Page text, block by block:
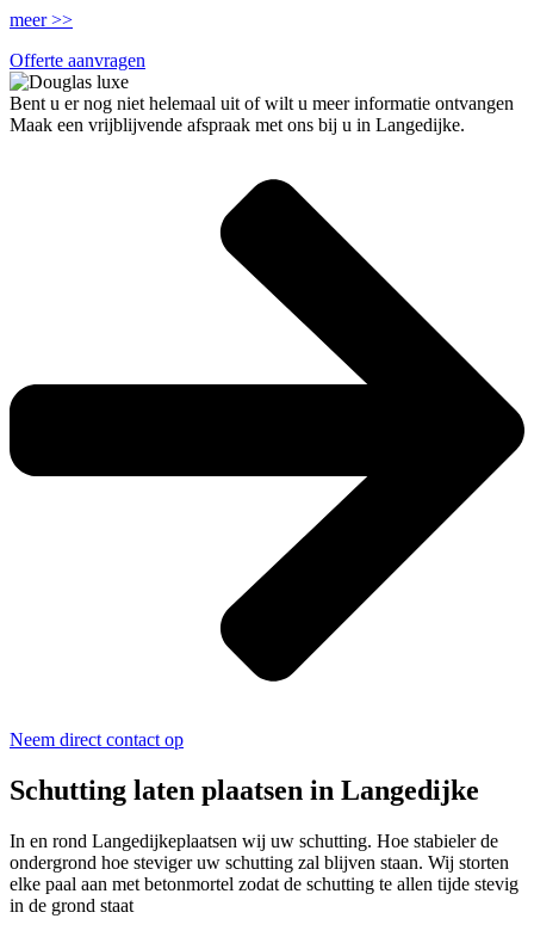
meer >>
Offerte aanvragen
Bent u er nog niet helemaal uit of wilt u meer informatie ontvangen
Maak een vrijblijvende afspraak met ons bij u in Langedijke.
Neem direct contact op
Schutting laten plaatsen in Langedijke
In en rond Langedijkeplaatsen wij uw schutting. Hoe stabieler de
ondergrond hoe steviger uw schutting zal blijven staan. Wij storten
elke paal aan met betonmortel zodat de schutting te allen tijde stevig
in de grond staat